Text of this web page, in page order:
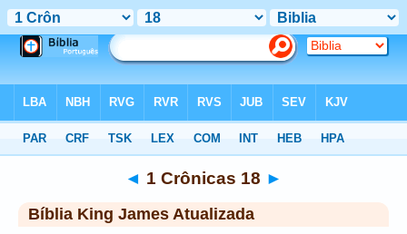
◄ 1 Crônicas 18 ►
Bíblia King James Atualizada